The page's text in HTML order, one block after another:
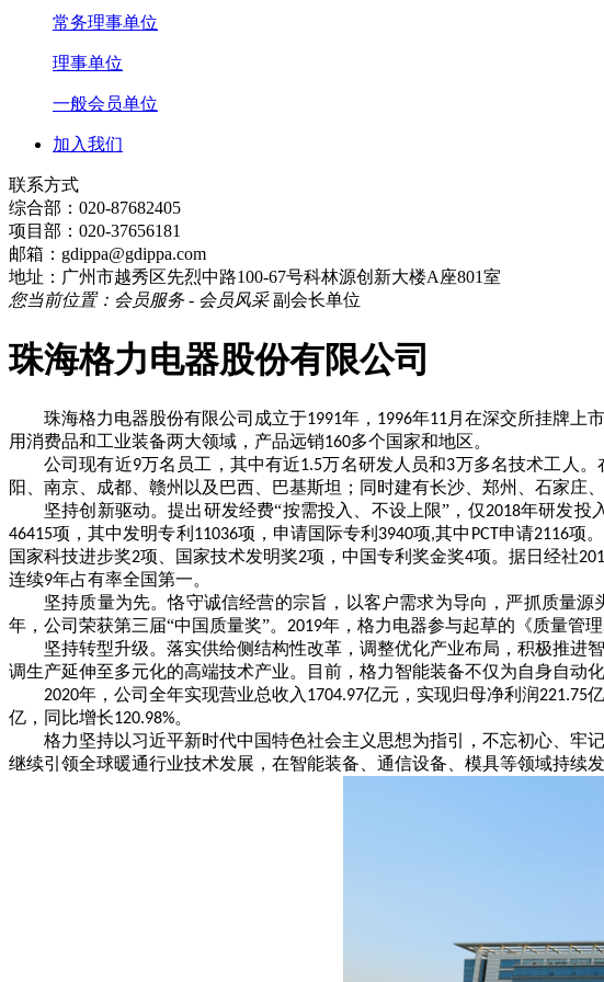
常务理事单位
理事单位
一般会员单位
加入我们
联系方式
综合部：020-87682405
项目部：020-37656181
邮箱：gdippa@gdippa.com
地址：广州市越秀区先烈中路100-67号科林源创新大楼A座801室
您当前位置：会员服务 - 会员风采 副会长单位
珠海格力电器股份有限公司
珠海格力电器股份有限公司成立于1991年， 1996年11月在深交所挂牌上
用消费品和工业装备两大领域，产品远销160多个国家和地区。
公司现有近9万名员工，其中有近1.5万名研发人员和3万多名技术工人。
阳、南京、成都、赣州以及巴西、巴基斯坦；同时建有长沙、郑州、石家庄
坚持创新驱动。提出研发经费“按需投入、不设上限”，仅2018年研发投
46415项，其中发明专利 11036项，申请国际专利 3940项,其中 PCT申请2116项
国家科技进步奖2项、国家技术发明奖2项，中国专利奖金奖4项。据日经社
连续9年占有率全国第一。
坚持质量为先。恪守诚信经营的宗旨，以客户需求为导向，严抓质量
年，公司荣获第三届“中国质量奖”。 2019年，格力电器参与起草的《质量管理
坚持转型升级。落实供给侧结构性改革，调整优化产业布局，积极推进
调生产延伸至多元化的高端技术产业。目前，格力智能装备不仅为自身自动
2020年，公司全年实现营业总收入 1704.97亿元，实现归母净利润221.75
亿，同比增长120.98%。
格力坚持以习近平新时代中国特色社会主义思想为指引，不忘初心、牢
继续引领全球暖通行业技术发展，在智能装备、通信设备、模具等领域持续